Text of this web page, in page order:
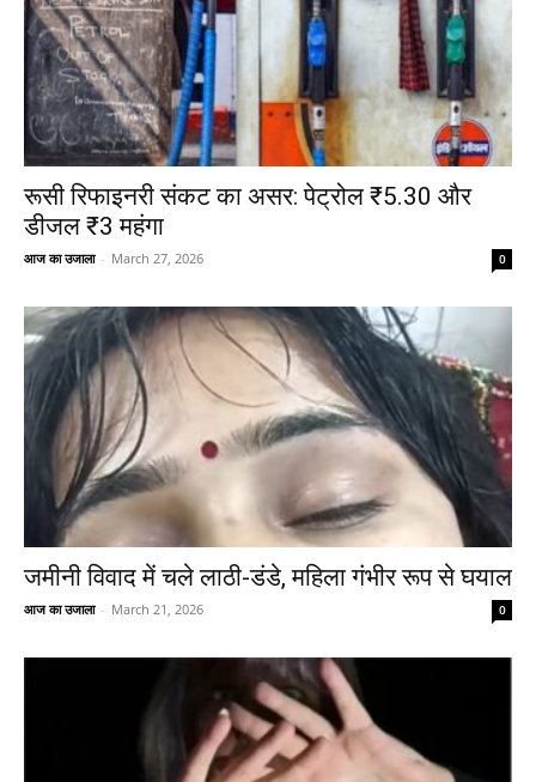
रूसी रिफाइनरी संकट का असर: पेट्रोल ₹5.30 और
डीजल ₹3 महंगा
आज का उजाला - March 27, 2026 0
जमीनी विवाद में चले लाठी-डंडे, महिला गंभीर रूप से घयाल
आज का उजाला - March 21, 2026 0